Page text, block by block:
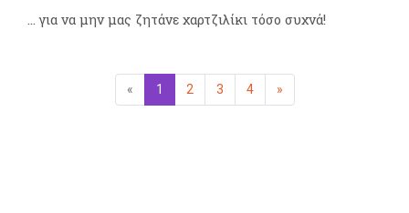
... για να μην μας ζητάνε χαρτζιλίκι τόσο συχνά!
« Προηγούμενη
1 (επιλεγμένη)
2 3 4 »